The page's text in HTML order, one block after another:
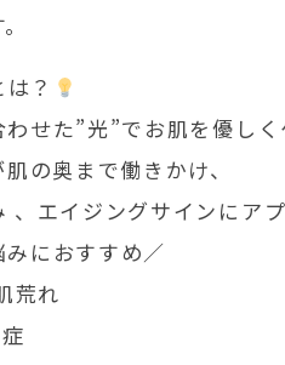
？
せた”光”でお肌を優しく
の奥まで働きかけ、
、エイジングサインにア
におすすめ／
荒れ